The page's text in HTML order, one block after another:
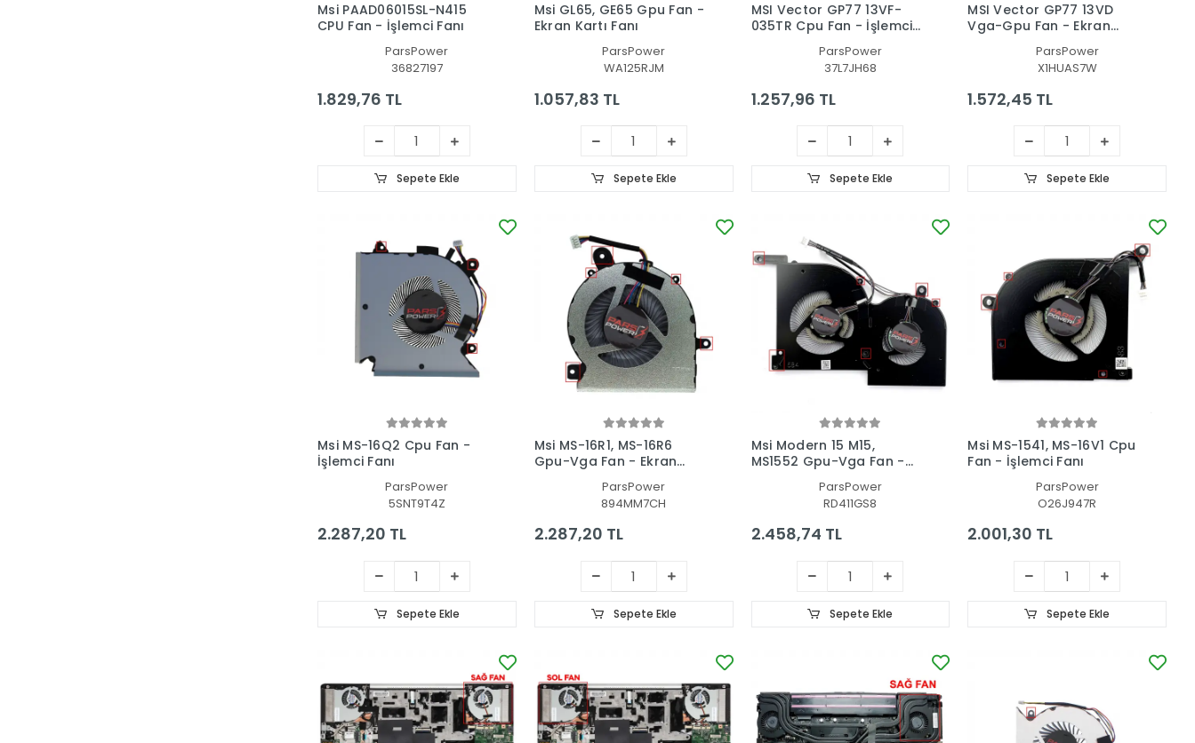
Msi PAAD06015SL-N415
CPU Fan - İşlemci Fanı
ParsPower
36827197
1.829,76 TL
Sepete Ekle
Msi GL65, GE65 Gpu Fan -
Ekran Kartı Fanı
ParsPower
WA125RJM
1.057,83 TL
Sepete Ekle
MSI Vector GP77 13VF-
035TR Cpu Fan - İşlemci
ParsPower
37L7JH68
1.257,96 TL
Sepete Ekle
MSI Vector GP77 13VD
Vga-Gpu Fan - Ekran
ParsPower
X1HUAS7W
1.572,45 TL
Sepete Ekle
Msi MS-16Q2 Cpu Fan -
İşlemci Fanı
ParsPower
5SNT9T4Z
2.287,20 TL
Sepete Ekle
Msi MS-16R1, MS-16R6
Gpu-Vga Fan - Ekran
ParsPower
894MM7CH
2.287,20 TL
Sepete Ekle
Msi Modern 15 M15,
MS1552 Gpu-Vga Fan -
ParsPower
RD411GS8
2.458,74 TL
Sepete Ekle
Msi MS-1541, MS-16V1 Cpu
Fan - İşlemci Fanı
ParsPower
O26J947R
2.001,30 TL
Sepete Ekle